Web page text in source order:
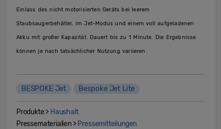
Einlass des nicht motorisierten Geräts bei leerem
Staubsaugerbehälter, im Jet-Modus und einem voll aufgeladenen
Akku mit großer Kapazität. Dauert bis zu 1 Minute. Die Ergebnisse
können je nach tatsächlicher Nutzung variieren.
BESPOKE Jet Bespoke Jet Lite
Produkte > Haushalt
Pressematerialien > Pressemitteilungen